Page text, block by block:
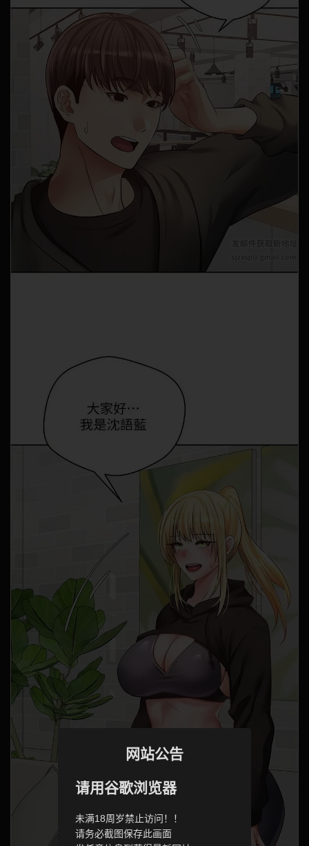
网站公告
请用谷歌浏览器
未满18周岁禁止访问！！
请务必截图保存此画面